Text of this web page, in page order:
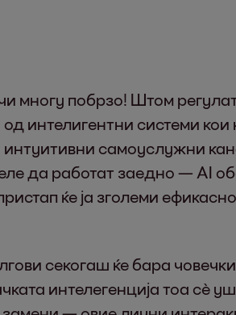
многу побрзо! Штом
интелигентни системи кои
самоуслужни
да работат заедно — AI
ќе ја зголеми
секогаш ќе бара
интелегенција тоа сè